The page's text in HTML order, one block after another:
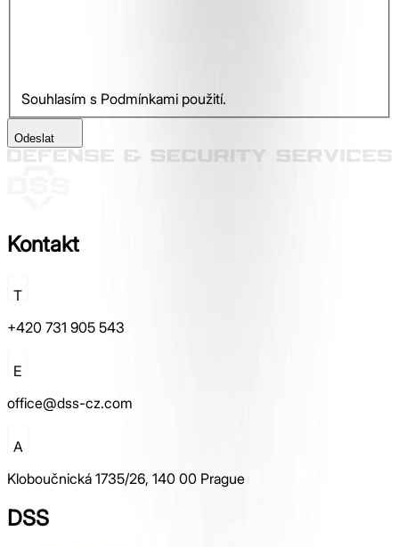
Souhlasím s Podmínkami použití.
Odeslat
Kontakt
T
+420 731 905 543
E
office@dss-cz.com
A
Kloboučnická 1735/26, 140 00 Prague
DSS